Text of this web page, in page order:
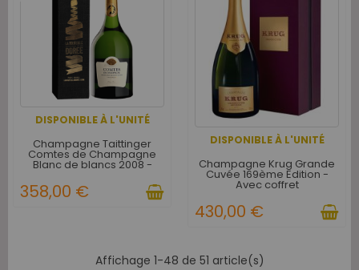
DISPONIBLE À L'UNITÉ
Champagne Taittinger
Comtes de Champagne
Blanc de blancs 2008 -
358,00 €
DISPONIBLE À L'UNITÉ
Champagne Krug Grande
Cuvée 169ème Edition -
Avec coffret
430,00 €
Affichage 1-48 de 51 article(s)